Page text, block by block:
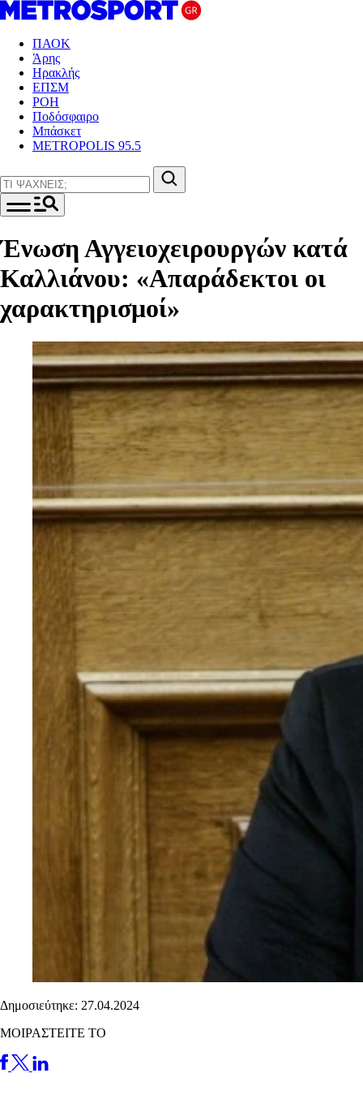
ΠΑΟΚ
Άρης
Ηρακλής
ΕΠΣΜ
ΡΟΗ
Ποδόσφαιρο
Μπάσκετ
METROPOLIS 95.5
Ένωση Αγγειοχειρουργών κατά
Καλλιάνου: «Απαράδεκτοι οι
χαρακτηρισμοί»
Δημοσιεύτηκε: 27.04.2024
ΜΟΙΡΑΣΤΕΙΤΕ ΤΟ